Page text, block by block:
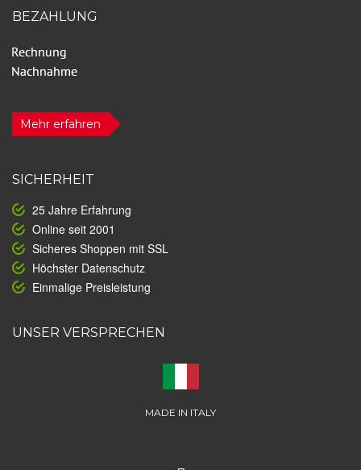
BEZAHLUNG
Mehr erfahren
SICHERHEIT
25 Jahre Erfahrung
Online seit 2001
Sicheres Shoppen mit SSL
Höchster Datenschutz
Einmalige Preisleistung
UNSER VERSPRECHEN
MADE IN ITALY